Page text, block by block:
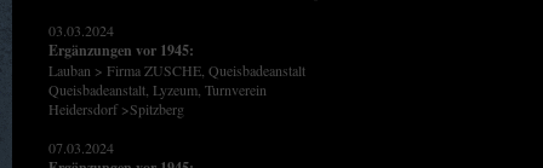
03.03.2024
Ergänzungen vor 1945:
Lauban > Firma ZUSCHE, Queisbadeanstalt
Queisbadeanstalt, Lyzeum, Turnverein
Heidersdorf >Spitzberg
07.03.2024